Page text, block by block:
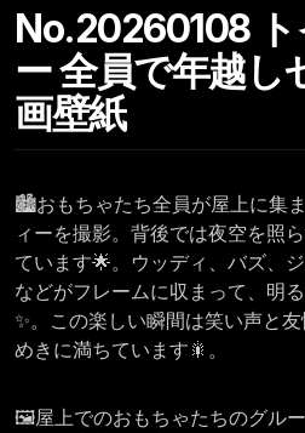
No.20260108 ト
ー 全員で年越し
画壁紙
🏙️おもちゃたち全員が屋上に集
ィーを撮影。背後では夜空を照
ています🌟。ウッディ、バズ、
などがフレームに収まって、明
✨。この楽しい瞬間は笑い声と
めきに満ちています🎇。
🖼️屋上でのおもちゃたちのグル